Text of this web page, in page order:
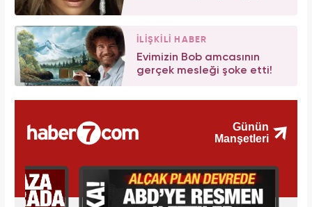
İLİŞKİLİ HABER
Evimizin Bob amcasının
gerçek mesleği şoke etti!